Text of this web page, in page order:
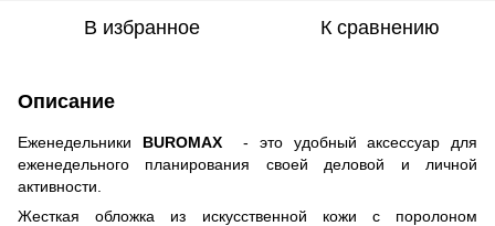
В избранное К сравнению
Описание
Еженедельники BUROMAX- это удобный аксессуар для
еженедельного планирования своей деловой и личной
активности.
Жесткая обложка из искусственной кожи с поролоном